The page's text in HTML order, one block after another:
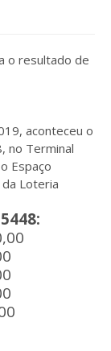
aconteceu o
no Terminal
Espaço
Loteria